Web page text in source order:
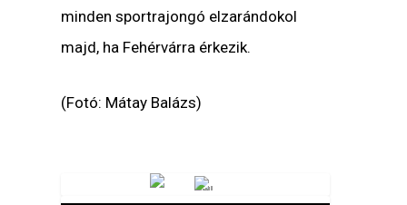
minden sportrajongó elzarándokol
majd, ha Fehérvárra érkezik.
(Fotó: Mátay Balázs)